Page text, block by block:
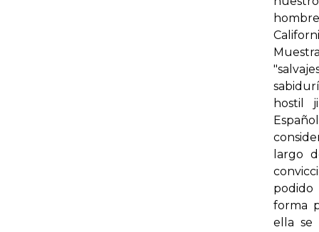
hostil
largo
podido
forma
ella se